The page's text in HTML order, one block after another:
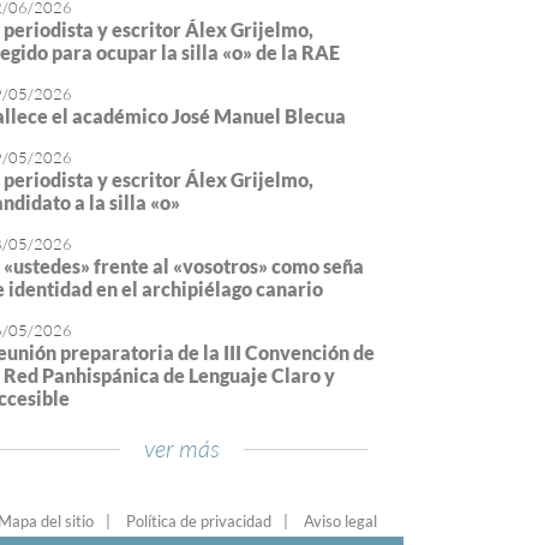
06/2026
periodista y escritor Álex Grijelmo,
para ocupar la silla «o» de la RAE
05/2026
el académico José Manuel Blecua
05/2026
periodista y escritor Álex Grijelmo,
a la silla «o»
05/2026
«ustedes» frente al «vosotros» como seña
identidad en el archipiélago canario
05/2026
preparatoria de la III Convención de
Red Panhispánica de Lenguaje Claro y
ver más
Mapa del sitio Política de privacidad Aviso legal